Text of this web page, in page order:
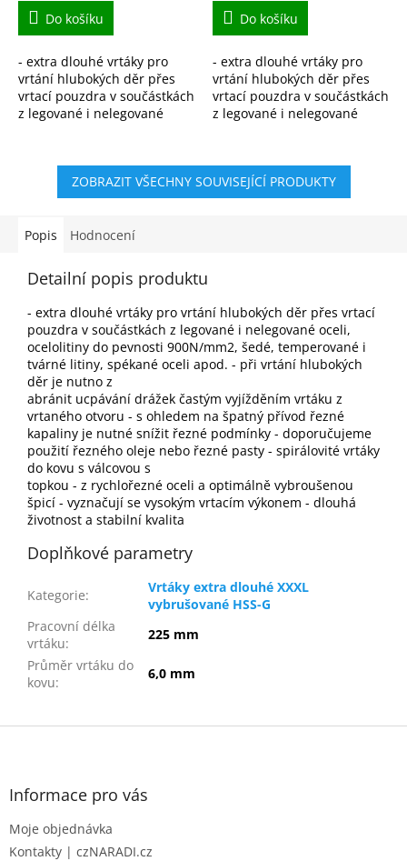
Do košíku
- extra dlouhé vrtáky pro
vrtání hlubokých děr přes
vrtací pouzdra v součástkách
z legované i nelegované
temperované i tvárné...
Do košíku
- extra dlouhé vrtáky pro
vrtání hlubokých děr přes
vrtací pouzdra v součástkách
z legované i nelegované
temperované i tvárné...
ZOBRAZIT VŠECHNY SOUVISEJÍCÍ PRODUKTY
Popis Hodnocení
Detailní popis produktu
- extra dlouhé vrtáky pro vrtání hlubokých děr přes vrtací
pouzdra v součástkách z legované i nelegované oceli,
ocelolitiny do pevnosti 900N/mm2, šedé, temperované i
tvárné litiny, spékané oceli apod. - při vrtání hlubokých
děr je nutno z
abránit ucpávání drážek častým vyjížděním vrtáku z
vrtaného otvoru - s ohledem na špatný přívod řezné
kapaliny je nutné snížit řezné podmínky - doporučujeme
použití řezného oleje nebo řezné pasty - spirálovité vrtáky
do kovu s válcovou s
topkou - z rychlořezné oceli a optimálně vybroušenou
špicí - vyznačují se vysokým vrtacím výkonem - dlouhá
životnost a stabilní kvalita
Doplňkové parametry
Kategorie:
Vrtáky extra dlouhé XXXL
vybrušované HSS-G
Pracovní délka
vrtáku:
225 mm
Průměr vrtáku do
kovu:
6,0 mm
Z
Informace pro vás
Moje objednávka
Kontakty | czNARADI.cz